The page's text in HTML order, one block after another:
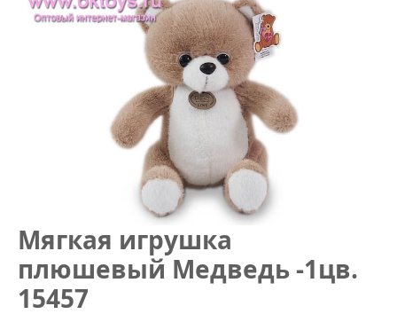
Mягкая игрушка
плюшевый Медведь -1цв.
15457